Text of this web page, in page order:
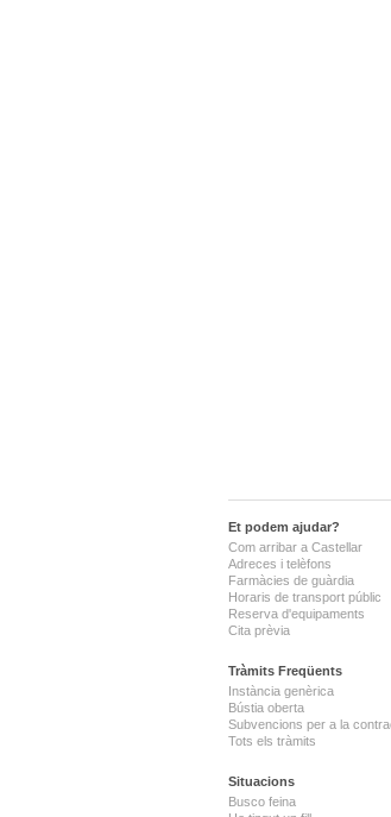
Et podem ajudar?
Com arribar a Castellar
Adreces i telèfons
Farmàcies de guàrdia
Horaris de transport públic
Reserva d'equipaments
Cita prèvia
Tràmits Freqüents
Instància genèrica
Bústia oberta
Subvencions per a la
Tots els tràmits
Situacions
Busco feina